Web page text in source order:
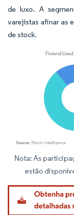
de luxo. A
varejistas afinar as
de stock.
Imagem © Mordor
Nota: As
estão